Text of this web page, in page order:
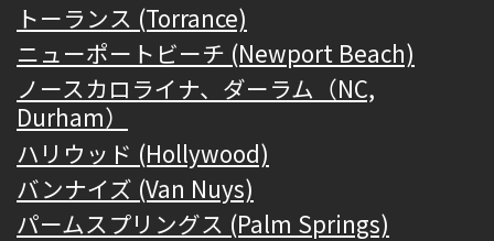
トーランス (Torrance)
ニューポートビーチ (Newport Beach)
ノースカロライナ、ダーラム（NC,
Durham）
ハリウッド (Hollywood)
バンナイズ (Van Nuys)
パームスプリングス (Palm Springs)